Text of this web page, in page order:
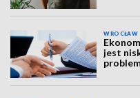
WROCŁAW
jest